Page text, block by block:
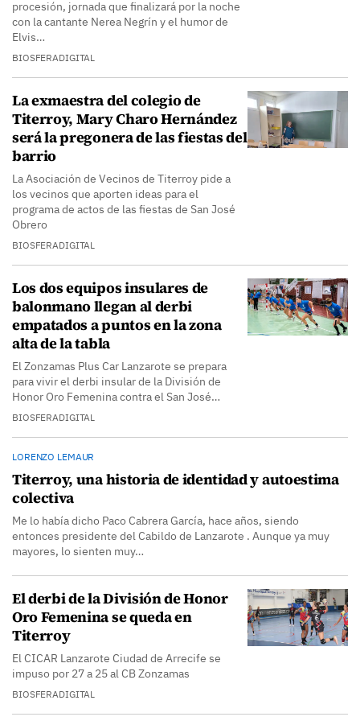
procesión, jornada que finalizará por la noche
con la cantante Nerea Negrín y el humor de
Elvis…
BIOSFERADIGITAL
La exmaestra del colegio de
Titerroy, Mary Charo Hernández
será la pregonera de las fiestas del
barrio
La Asociación de Vecinos de Titerroy pide a
los vecinos que aporten ideas para el
programa de actos de las fiestas de San José
Obrero
BIOSFERADIGITAL
Los dos equipos insulares de
balonmano llegan al derbi
empatados a puntos en la zona
alta de la tabla
El Zonzamas Plus Car Lanzarote se prepara
para vivir el derbi insular de la División de
Honor Oro Femenina contra el San José…
BIOSFERADIGITAL
LORENZO LEMAUR
Titerroy, una historia de identidad y autoestima
colectiva
Me lo había dicho Paco Cabrera García, hace años, siendo
entonces presidente del Cabildo de Lanzarote . Aunque ya muy
mayores, lo sienten muy…
El derbi de la División de Honor
Oro Femenina se queda en
Titerroy
El CICAR Lanzarote Ciudad de Arrecife se
impuso por 27 a 25 al CB Zonzamas
BIOSFERADIGITAL